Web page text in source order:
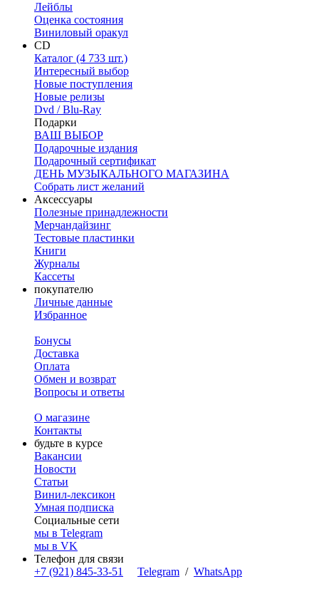
Лейблы
Оценка состояния
Виниловый оракул
CD
Каталог (4 733 шт.)
Интересный выбор
Новые поступления
Новые релизы
Dvd / Blu-Ray
Подарки
ВАШ ВЫБОР
Подарочные издания
Подарочный сертификат
ДЕНЬ МУЗЫКАЛЬНОГО МАГАЗИНА
Собрать лист желаний
Аксессуары
Полезные принадлежности
Мерчандайзинг
Тестовые пластинки
Книги
Журналы
Кассеты
покупателю
Личные данные
Избранное
Бонусы
Доставка
Оплата
Обмен и возврат
Вопросы и ответы
О магазине
Контакты
будьте в курсе
Вакансии
Новости
Статьи
Винил-лексикон
Умная подписка
Социальные сети
мы в Telegram
мы в VK
Телефон для связи
+7 (921) 845-33-51
Telegram / WhatsApp